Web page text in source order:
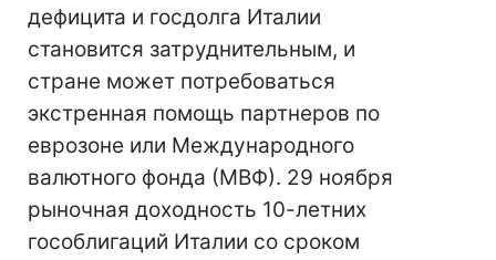
дефицита и госдолга Италии
становится затруднительным, и
стране может потребоваться
экстренная помощь партнеров по
еврозоне или Международного
валютного фонда (МВФ). 29 ноября
рыночная доходность 10-летних
гособлигаций Италии со сроком